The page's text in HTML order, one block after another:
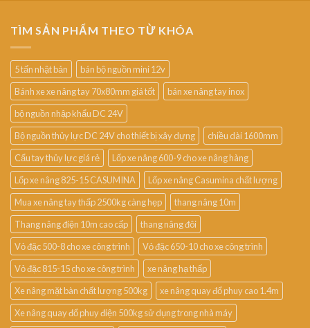
TÌM SẢN PHẨM THEO TỪ KHÓA
5 tấn nhật bản
bán bộ nguồn mini 12v
Bánh xe xe nâng tay 70x80mm giá tốt
bán xe nâng tay inox
bộ nguồn nhập khẩu DC 24V
Bộ nguồn thủy lực DC 24V cho thiết bị xây dựng
chiều dài 1600mm
Cẩu tay thủy lực giá rẻ
Lốp xe nâng 600-9 cho xe nâng hàng
Lốp xe nâng 825-15 CASUMINA
Lốp xe nâng Casumina chất lượng
Mua xe nâng tay thấp 2500kg càng hẹp
thang nâng 10m
Thang nâng điện 10m cao cấp
thang nâng đôi
Vỏ đặc 500-8 cho xe công trình
Vỏ đặc 650-10 cho xe công trình
Vỏ đặc 815-15 cho xe công trình
xe nâng hạ thấp
Xe nâng mặt bàn chất lượng 500kg
xe nâng quay đổ phuy cao 1.4m
Xe nâng quay đổ phuy điện 500kg sử dụng trong nhà máy